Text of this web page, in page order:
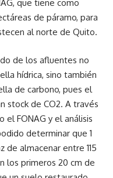
que tiene como
de páramo, para
al norte de Quito.
de los afluentes no
hídrica, sino también
de carbono, pues el
stock de CO2. A través
el FONAG y el análisis
determinar que 1
de almacenar entre 115
los primeros 20 cm de